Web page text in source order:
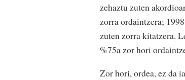
zehaztu zuten
zorra ordaintzera;
zuten zorra kitatzera.
%75a zor hori
Zor hori, ordea, ez da